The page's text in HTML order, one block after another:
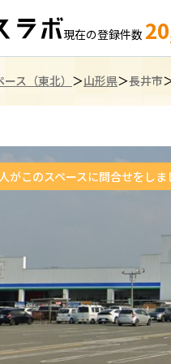
現在の登録件数
ス（東北） 山形県 長井市
人がこのスペースに問合せをしま